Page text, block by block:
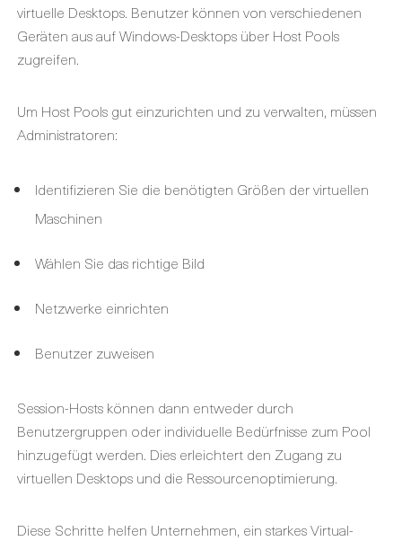
virtuelle Desktops. Benutzer können von verschiedenen
Geräten aus auf Windows-Desktops über Host Pools
zugreifen.
Um Host Pools gut einzurichten und zu verwalten, müssen
Administratoren:
Identifizieren Sie die benötigten Größen der virtuellen
Maschinen
Wählen Sie das richtige Bild
Netzwerke einrichten
Benutzer zuweisen
Session-Hosts können dann entweder durch
Benutzergruppen oder individuelle Bedürfnisse zum Pool
hinzugefügt werden. Dies erleichtert den Zugang zu
virtuellen Desktops und die Ressourcenoptimierung.
Diese Schritte helfen Unternehmen, ein starkes Virtual-